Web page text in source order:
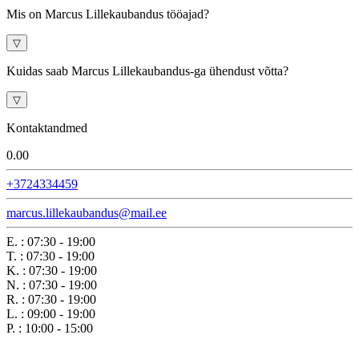
Mis on Marcus Lillekaubandus tööajad?
▽
Kuidas saab Marcus Lillekaubandus-ga ühendust võtta?
▽
Kontaktandmed
0.00
+3724334459
marcus.lillekaubandus@mail.ee
E. : 07:30 - 19:00
T. : 07:30 - 19:00
K. : 07:30 - 19:00
N. : 07:30 - 19:00
R. : 07:30 - 19:00
L. : 09:00 - 19:00
P. : 10:00 - 15:00